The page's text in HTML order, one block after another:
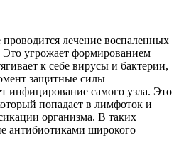
лечение воспаленных
угрожает формированием
к себе вирусы и бактерии,
защитные силы
инфицирование самого узла. Это
попадает в лимфоток и
организма. В таких
антибиотиками широкого